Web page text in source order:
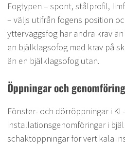
Fogtypen – spont, stålprofil,
– väljs utifrån fogens position
ytterväggsfog har andra krav
en bjälklagsofog med krav på
än en bjälklagsofog utan.
Öppningar och
Fönster- och dörröppningar i
installationsgenomföringar i
schaktöppningar för vertikala